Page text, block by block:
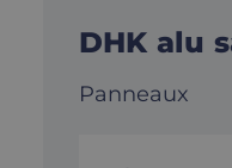
DHK alu
Panneaux